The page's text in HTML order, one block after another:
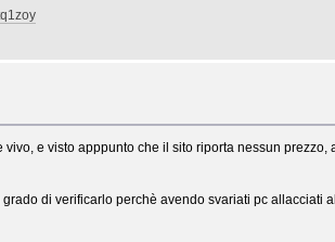
e visto apppunto che il sito riporta nessun
di verificarlo perchè avendo svariati pc